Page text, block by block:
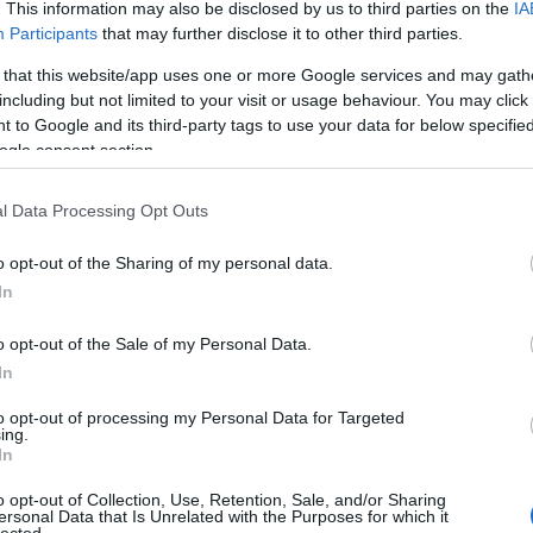
This information may also be disclosed by us to third parties on the
Participants that may further disclose it to other third parties.
that this website/app uses one or more Google services and may
but not limited to your visit or usage behaviour. You may
to Google and its third-party tags to use your data for below
consent section.
Data Processing Opt Outs
opt-out of the Sharing of my personal data.
opt-out of the Sale of my Personal Data.
opt-out of processing my Personal Data for Targeted
opt-out of Collection, Use, Retention, Sale, and/or Sharing
Data that Is Unrelated with the Purposes for which it
tól metróval fél órán belül egy átszállással
amely egyben az U4 (zöld) metróvonal végállomása
séta vagy a tömegközlekedés és a rövidebb séta
részén nem nagyon jártam még, úgyhogy egy kis
választottam, amelynek az utolsó szakasza már a
is közelebb lehet valamivel kerülni a célhoz,
teljesen, és ebben van emelkedő is, az út végén a